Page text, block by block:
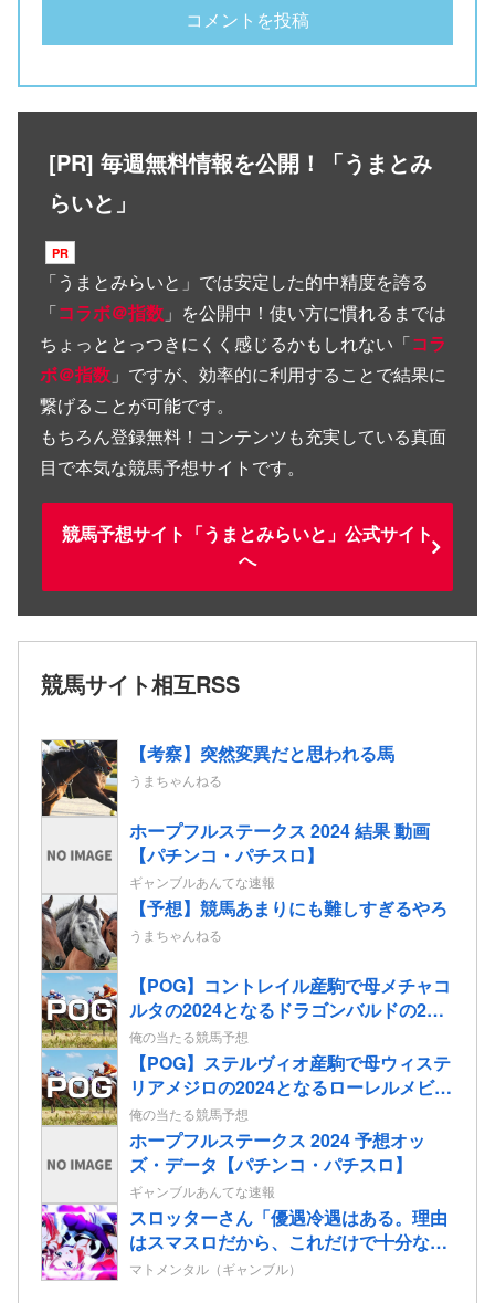
[PR] 毎週無料情報を公開！「うまとみ
らいと」
「うまとみらいと 」では安定した的中精度を誇る
「コラボ＠指数 」を公開中！使い方に慣れるまでは
ちょっととっつきにくく感じるかもしれない「コラ
ボ＠指数 」ですが、効率的に利用することで結果に
繋げることが可能です。
もちろん登録無料！コンテンツも充実している真面
目で本気な競馬予想サイトです。
競馬予想サイト「うまとみらいと」公式サイト
へ
競馬サイト相互RSS
【考察】突然変異だと思われる馬
うまちゃんねる
ホープフルステークス 2024 結果 動画
【パチンコ・パチスロ】
ギャンブルあんてな速報
【予想】競馬あまりにも難しすぎるやろ
うまちゃんねる
【POG】コントレイル産駒で母メチャコ
ルタの2024となるドラゴンバルドの2歳
情報
俺の当たる競馬予想
【POG】ステルヴィオ産駒で母ウィステ
リアメジロの2024となるローレルメビウ
スの2歳情報
俺の当たる競馬予想
ホープフルステークス 2024 予想オッ
ズ・データ【パチンコ・パチスロ】
ギャンブルあんてな速報
スロッターさん「優遇冷遇はある。理由
はスマスロだから、これだけで十分なん
だよね」
マトメンタル（ギャンブル）